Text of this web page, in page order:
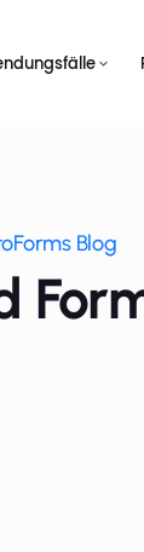
Blog